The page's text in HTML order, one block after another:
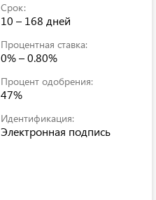
Срок:
10 – 168 дней
Процентная ставка:
0% – 0.80%
Процент одобрения:
47%
Идентификация:
Электронная подпись